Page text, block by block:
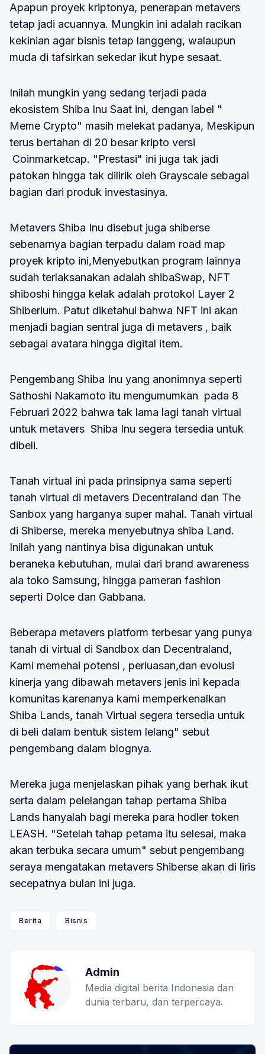
Apapun proyek kriptonya, penerapan metavers
tetap jadi acuannya. Mungkin ini adalah racikan
kekinian agar bisnis tetap langgeng, walaupun
muda di tafsirkan sekedar ikut hype sesaat.
Inilah mungkin yang sedang terjadi pada
ekosistem Shiba Inu Saat ini, dengan label "
Meme Crypto" masih melekat padanya, Meskipun
terus bertahan di 20 besar kripto versi
Coinmarketcap. "Prestasi" ini juga tak jadi
patokan hingga tak dilirik oleh Grayscale sebagai
bagian dari produk investasinya.
Metavers Shiba Inu disebut juga shiberse
sebenarnya bagian terpadu dalam road map
proyek kripto ini,Menyebutkan program lainnya
sudah terlaksanakan adalah shibaSwap, NFT
shiboshi hingga kelak adalah protokol Layer 2
Shiberium. Patut diketahui bahwa NFT ini akan
menjadi bagian sentral juga di metavers , baik
sebagai avatara hingga digital item.
Pengembang Shiba Inu yang anonimnya seperti
Sathoshi Nakamoto itu mengumumkan pada 8
Februari 2022 bahwa tak lama lagi tanah virtual
untuk metavers Shiba Inu segera tersedia untuk
dibeli.
Tanah virtual ini pada prinsipnya sama seperti
tanah virtual di metavers Decentraland dan The
Sanbox yang harganya super mahal. Tanah virtual
di Shiberse, mereka menyebutnya shiba Land.
Inilah yang nantinya bisa digunakan untuk
beraneka kebutuhan, mulai dari brand awareness
ala toko Samsung, hingga pameran fashion
seperti Dolce dan Gabbana.
Beberapa metavers platform terbesar yang punya
tanah di virtual di Sandbox dan Decentraland,
Kami memehai potensi , perluasan,dan evolusi
kinerja yang dibawah metavers jenis ini kepada
komunitas karenanya kami memperkenalkan
Shiba Lands, tanah Virtual segera tersedia untuk
di beli dalam bentuk sistem lelang" sebut
pengembang dalam blognya.
Mereka juga menjelaskan pihak yang berhak ikut
serta dalam pelelangan tahap pertama Shiba
Lands hanyalah bagi mereka para hodler token
LEASH. "Setelah tahap petama itu selesai, maka
akan terbuka secara umum" sebut pengembang
seraya mengatakan metavers Shiberse akan di liris
secepatnya bulan ini juga.
Berita Bisnis
Admin
Media digital berita Indonesia dan
dunia terbaru, dan terpercaya.